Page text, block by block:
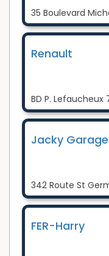
35 Boulevard
Renault
BD P. Lefaucheux
Jacky Garage
342 Route St
FER-Harry